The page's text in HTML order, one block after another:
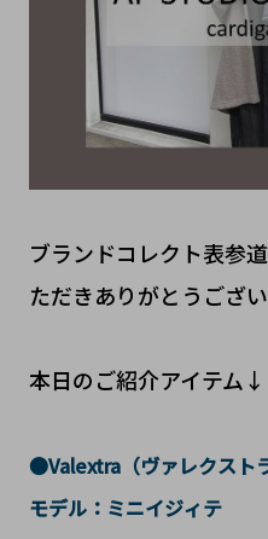
ブランドコレクト表参
ただきありがとうござ
本日のご紹介アイテム↓
●Valextra（ヴァレクスト
モデル：ミニイジィテ